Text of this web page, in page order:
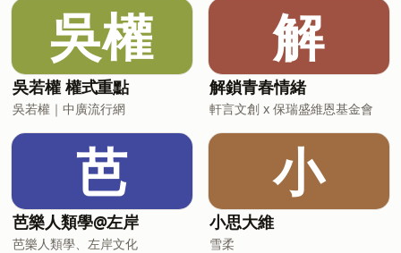
吳權
吳若權 權式重點
吳若權｜中廣流行網
解
解鎖青春情緒
軒言文創 x 保瑞盛維恩基金會
芭
芭樂人類學@左岸
芭樂人類學、左岸文化
小
小思大維
雪柔